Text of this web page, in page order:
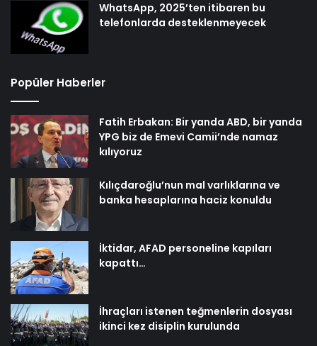
WhatsApp, 2025’ten itibaren bu
telefonlarda desteklenmeyecek
Popüler Haberler
Fatih Erbakan: Bir yanda ABD, bir yanda
YPG biz de Emevi Camii’nde namaz
kılıyoruz
Kılıçdaroğlu’nun mal varlıklarına ve
banka hesaplarına haciz konuldu
İktidar, AFAD personeline kapıları
kapattı…
İhraçları istenen teğmenlerin dosyası
ikinci kez disiplin kurulunda